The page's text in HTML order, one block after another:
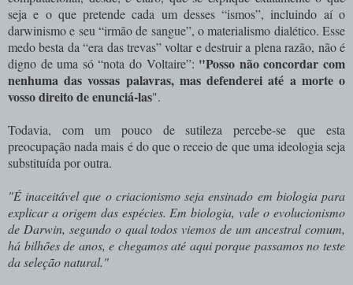
seja e o que pretende cada um desses “ismos”, incluindo aí o
darwinismo e seu “irmão de sangue”, o materialismo dialético. Esse
medo besta da “era das trevas” voltar e destruir a plena razão, não é
digno de uma só “nota do Voltaire”: "Posso não concordar com
nenhuma das vossas palavras, mas defenderei até a morte o
vosso direito de enunciá-las".
Todavia, com um pouco de sutileza percebe-se que esta
preocupação nada mais é do que o receio de que uma ideologia seja
substituída por outra.
"É inaceitável que o criacionismo seja ensinado em biologia para
explicar a origem das espécies. Em biologia, vale o evolucionismo
de Darwin, segundo o qual todos viemos de um ancestral comum,
há bilhões de anos, e chegamos até aqui porque passamos no teste
da seleção natural."